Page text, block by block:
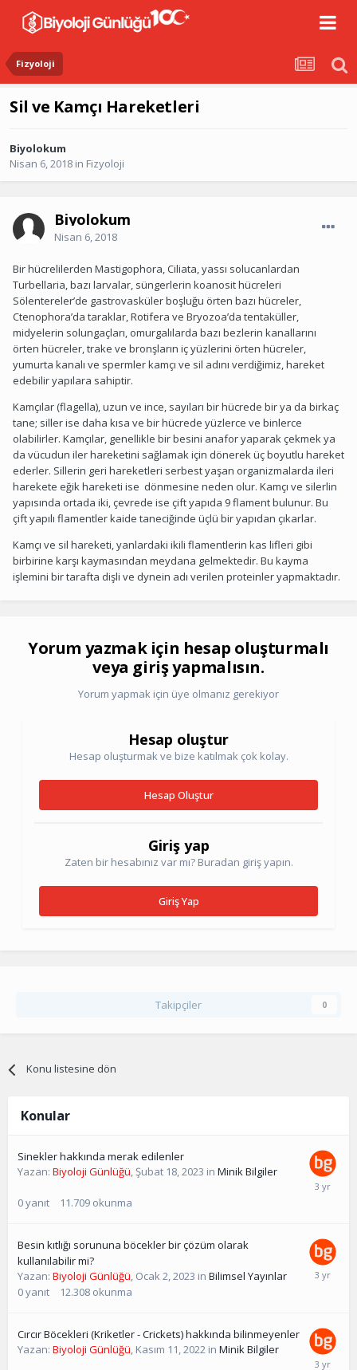
Fizyoloji
Sil ve Kamçı Hareketleri
Biyolokum
Nisan 6, 2018 in Fizyoloji
Biyolokum
Nisan 6, 2018
Bir hücrelilerden Mastigophora, Ciliata, yassı solucanlardan
Turbellaria, bazı larvalar, süngerlerin koanosit hücreleri
Sölentereler’de gastrovasküler boşluğu örten bazı hücreler,
Ctenophora’da taraklar, Rotifera ve Bryozoa’da tentaküller,
midyelerin solungaçları, omurgalılarda bazı bezlerin kanallarını
örten hücreler, trake ve bronşların iç yüzlerini örten hücreler,
yumurta kanalı ve spermler kamçı ve sil adını verdiğimiz, hareket
edebilir yapılara sahiptir.
Kamçılar (flagella), uzun ve ince, sayıları bir hücrede bir ya da birkaç
tane; siller ise daha kısa ve bir hücrede yüzlerce ve binlerce
olabilirler. Kamçılar, genellikle bir besini anafor yaparak çekmek ya
da vücudun iler hareketini sağlamak için dönerek üç boyutlu hareket
ederler. Sillerin geri hareketleri serbest yaşan organizmalarda ileri
harekete eğik hareketi ise dönmesine neden olur. Kamçı ve silerlin
yapısında ortada iki, çevrede ise çift yapıda 9 flament bulunur. Bu
çift yapılı flamentler kaide taneciğinde üçlü bir yapıdan çıkarlar.
Kamçı ve sil hareketi, yanlardaki ikili flamentlerin kas lifleri gibi
birbirine karşı kaymasından meydana gelmektedir. Bu kayma
işlemini bir tarafta dişli ve dynein adı verilen proteinler yapmaktadır.
Yorum yazmak için hesap oluşturmalı
veya giriş yapmalısın.
Yorum yapmak için üye olmanız gerekiyor
Hesap oluştur
Hesap oluşturmak ve bize katılmak çok kolay.
Hesap Oluştur
Giriş yap
Zaten bir hesabınız var mı? Buradan giriş yapın.
Giriş Yap
Takipçiler 0
Konu listesine dön
Konular
Sinekler hakkında merak edilenler
Yazan: Biyoloji Günlüğü,Şubat 18, 2023 in Minik Bilgiler
0yanıt 11.709 okunma
Besin kıtlığı sorununa böcekler bir çözüm olarak
kullanılabilir mi?
Yazan: Biyoloji Günlüğü, Ocak 2, 2023 in Bilimsel Yayınlar
0yanıt 12.308 okunma
Cırcır Böcekleri (Kriketler - Crickets) hakkında bilinmeyenler
Yazan: Biyoloji Günlüğü, Kasım 11, 2022 in Minik Bilgiler